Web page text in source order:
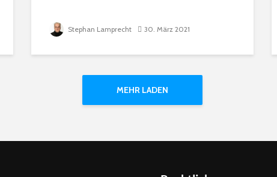
Stephan Lamprecht 30. März 2021
MEHR LADEN